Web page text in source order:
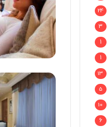
24
3
1
1
13
5
10
6